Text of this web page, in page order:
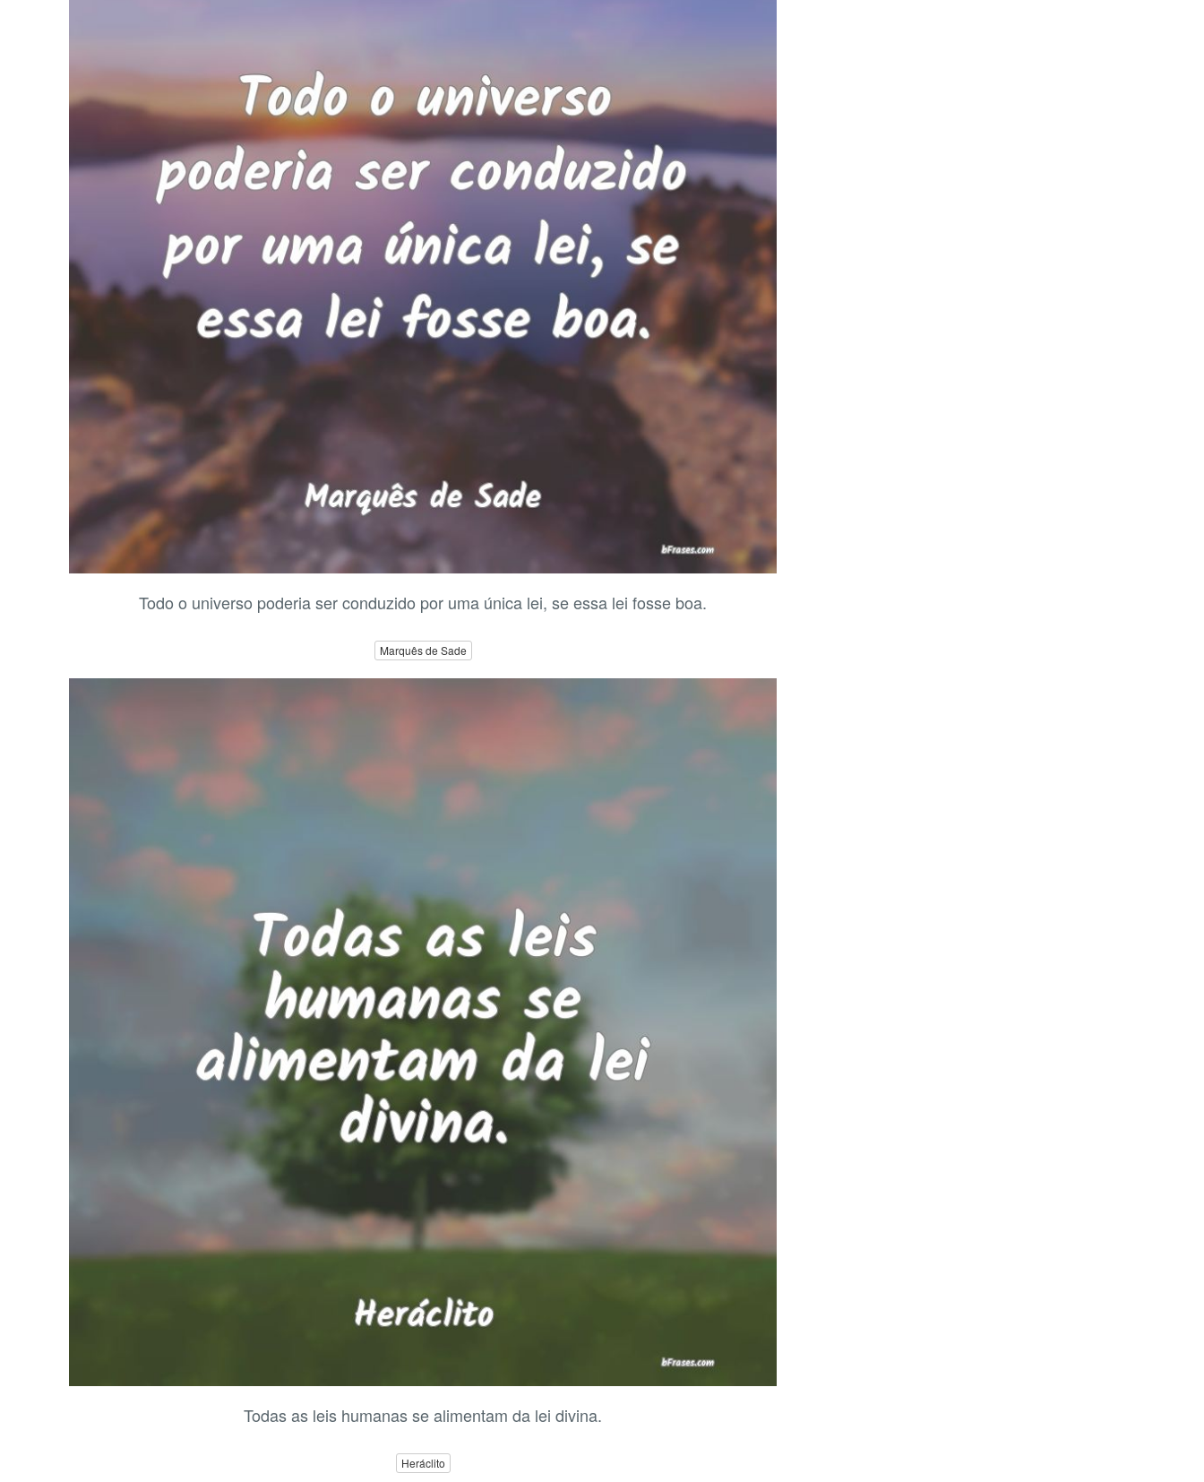
Todo o universo poderia ser conduzido por uma única lei, se essa lei fosse boa.
Marquês de Sade
Todas as leis humanas se alimentam da lei divina.
Heráclito